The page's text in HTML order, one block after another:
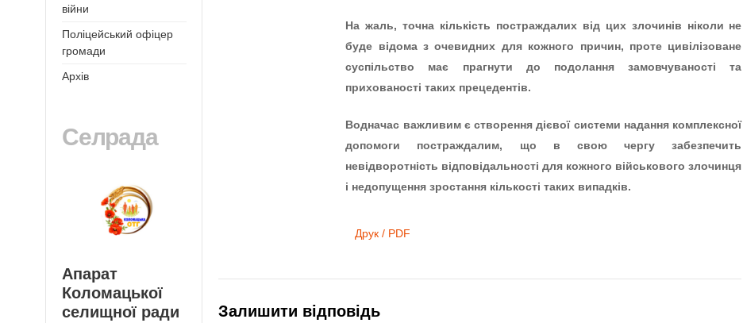
На жаль, точна кількість постраждалих від цих злочинів ніколи не
буде відома з очевидних для кожного причин, проте цивілізоване
суспільство має прагнути до подолання замовчуваності та
прихованості таких прецедентів.
Водначас важливим є створення дієвої системи надання комплексної
допомоги постраждалим, що в свою чергу забезпечить
невідворотність відповідальності для кожного військового злочинця
і недопущення зростання кількості таких випадків.
Друк / PDF
Залишити відповідь
війни
Поліцейський офіцер
громади
Архів
Селрада
Апарат
Коломацької
селищної ради